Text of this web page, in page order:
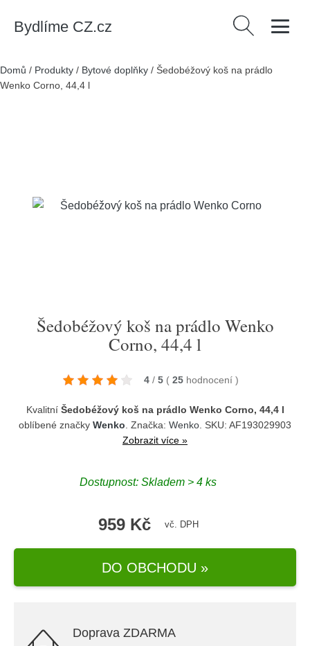
Bydlíme CZ.cz Vyhledávání
Domů / Produkty / Bytové doplňky / Šedobéžový koš na prádlo
Wenko Corno, 44,4 l
Šedobéžový koš na prádlo Wenko
Corno, 44,4 l
4 / 5 ( 25 hodnocení )
Kvalitní Šedobéžový koš na prádlo Wenko Corno, 44,4 l
oblíbené značky Wenko . Značka: Wenko . SKU: AF193029903
Zobrazit více »
Dostupnost: Skladem > 4 ks
959 Kč vč. DPH
DO OBCHODU »
Doprava ZDARMA